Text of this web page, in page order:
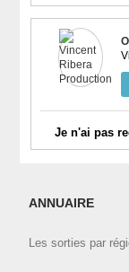
Je n'ai pas
Connectez-
Contactez
dessus, en
ANNUAIRE
Les sorties par